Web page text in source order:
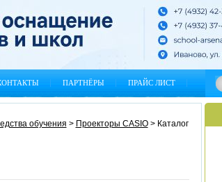
ПАРТНЁРЫ ПРАЙС ЛИСТ
обучения > Проекторы CASIO> Каталог